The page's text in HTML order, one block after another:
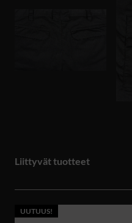
Liittyvät tuotteet
UUTUUS!